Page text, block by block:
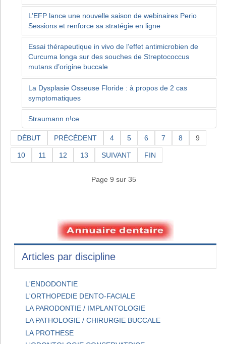
L’EFP lance une nouvelle saison de webinaires Perio
Sessions et renforce sa stratégie en ligne
Essai thérapeutique in vivo de l’effet antimicrobien de
Curcuma longa sur des souches de Streptococcus
mutans d’origine buccale
La Dysplasie Osseuse Floride : à propos de 2 cas
symptomatiques
Straumann n!ce
DÉBUT PRÉCÉDENT 4 5 6 7 8 9
10 11 12 13 SUIVANT FIN
Page 9 sur 35
Articles par discipline
L'ENDODONTIE
L'ORTHOPEDIE DENTO-FACIALE
LA PARODONTIE / IMPLANTOLOGIE
LA PATHOLOGIE / CHIRURGIE BUCCALE
LA PROTHESE